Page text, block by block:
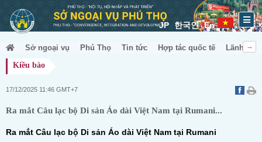
JP 한국인 En
Sở ngoại vụ Phú Thọ Tin tức Hợp tác quốc tế
Lãnh sự
Kiều bào
17/12/2025 11:46 GMT+7
Ra mắt Câu lạc bộ Di sản Áo dài Việt Nam tại Rumani...
Ra mắt Câu lạc bộ Di sản Áo dài Việt Nam tại Rumani